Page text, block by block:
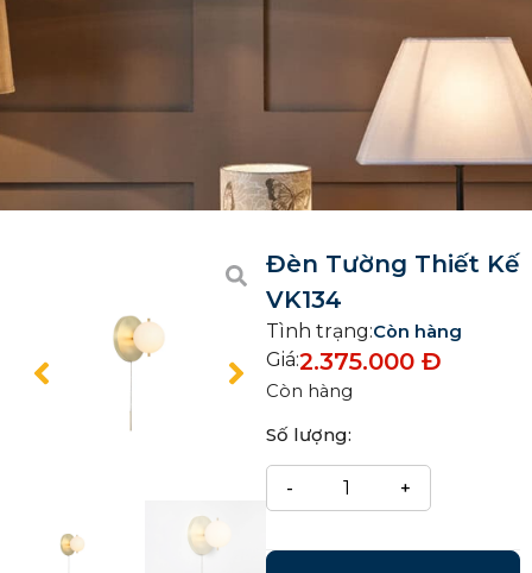
Đèn Tường Thiết Kế
VK134
Tình trạng:Còn hàng
Giá:2.375.000 Đ
Còn hàng
Số lượng: